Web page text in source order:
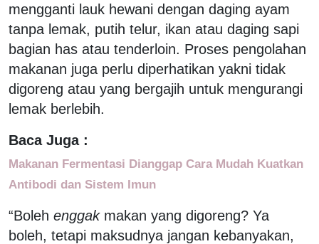
mengganti lauk hewani dengan daging ayam
tanpa lemak, putih telur, ikan atau daging sapi
bagian has atau tenderloin. Proses pengolahan
makanan juga perlu diperhatikan yakni tidak
digoreng atau yang bergajih untuk mengurangi
lemak berlebih.
Baca Juga :
Makanan Fermentasi Dianggap Cara Mudah Kuatkan
Antibodi dan Sistem Imun
“Boleh enggakmakan yang digoreng? Ya
boleh, tetapi maksudnya jangan kebanyakan,